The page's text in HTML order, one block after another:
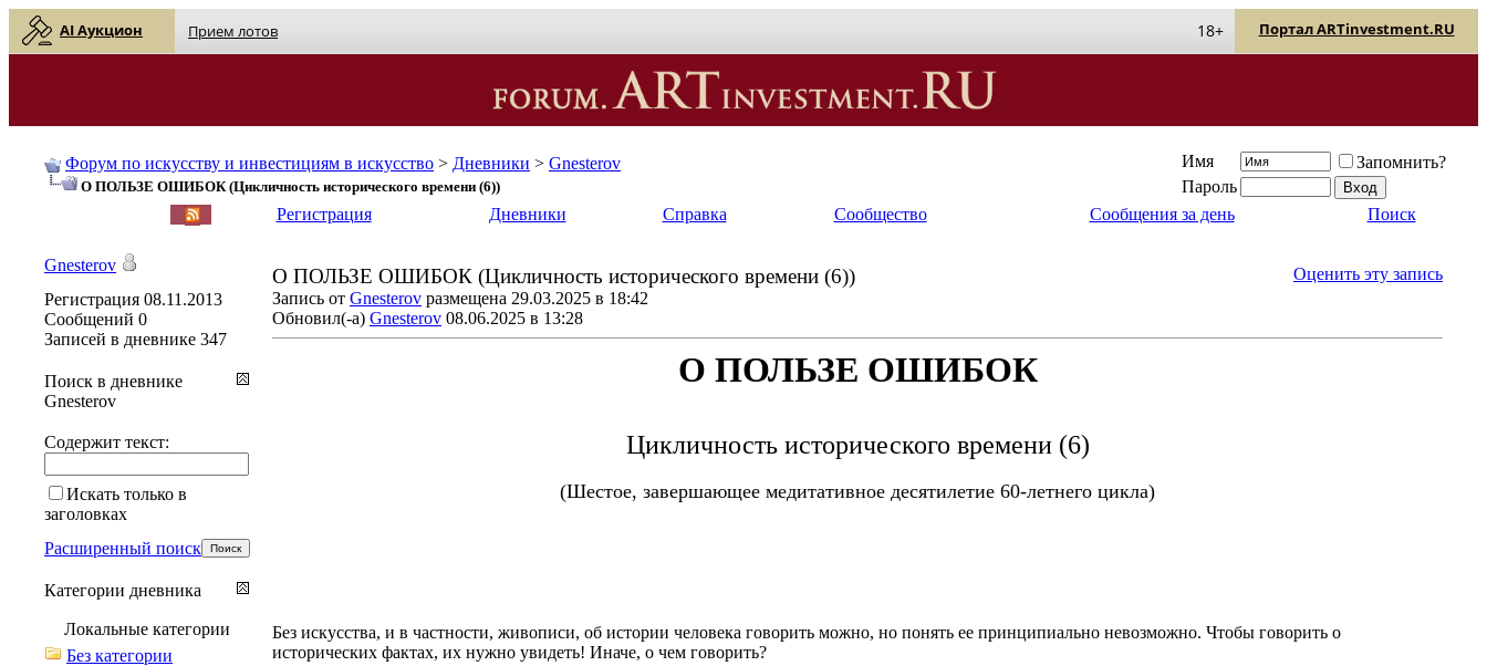
AI Аукцион Прием лотов Портал ARTinvestment.RU
18+
Форум по искусству и инвестициям в искусство > Дневники > Gnesterov
О ПОЛЬЗЕ ОШИБОК (Цикличность исторического времени (6))
Имя
Запомнить?
Пароль
Регистрация Дневники Справка Сообщество Сообщения за день Поиск
Оценить эту запись
О ПОЛЬЗЕ ОШИБОК (Цикличность исторического времени (6))
Запись от Gnesterov размещена 29.03.2025 в 18:42
Обновил(-а) Gnesterov 08.06.2025 в 13:28
О ПОЛЬЗЕ ОШИБОК
Цикличность исторического времени (6)
(Шестое, завершающее медитативное десятилетие 60-летнего цикла)
Без искусства, и в частности, живописи, об истории человека говорить можно, но понять ее принципиально невозможно. Чтобы говорить о
исторических фактах, их нужно увидеть! Иначе, о чем говорить?
Gnesterov
Регистрация 08.11.2013
Сообщений 0
Записей в дневнике 347
Поиск в дневнике
Gnesterov
Содержит текст:
Искать только в
заголовках
Расширенный поиск
Категории дневника
Локальные категории
Без категории